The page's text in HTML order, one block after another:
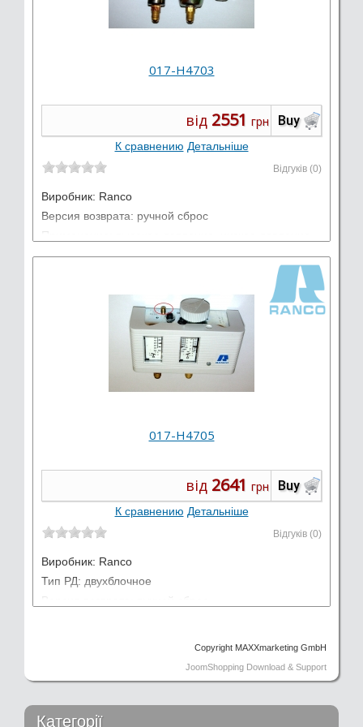
017-H4703
Buy
від 2551 грн
К сравнению Детальніше
Відгуків (0)
Виробник: Ranco
Версия возврата: ручной сброс
017-H4705
Buy
від 2641 грн
К сравнению Детальніше
Відгуків (0)
Виробник: Ranco
Тип РД: двухблочное
Copyright MAXXmarketing GmbH
JoomShopping Download & Support
Категорії